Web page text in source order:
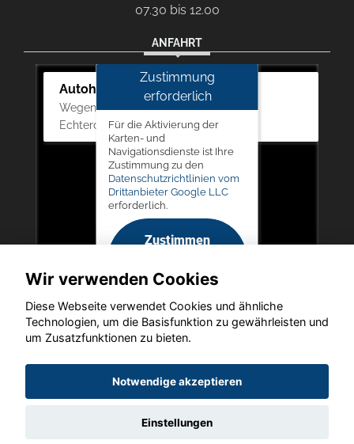
07.30 bis 12.00
ANFAHRT
Autohaus Auch-Schwarz
Wegenerstrasse 17, 70771 Leinfelden-
Echterdingen
Zustimmung
erforderlich
Für die Aktivierung der
Karten- und
Navigationsdienste ist Ihre
Zustimmung zu den
Datenschutzrichtlinien vom
Drittanbieter Google LLC
erforderlich.
Zustimmen
aktivieren
Copyright © 2026. Autohaus Auch-Schwarz
Wir verwenden Cookies
Diese Webseite verwendet Cookies und ähnliche
Technologien, um die Basisfunktion zu gewährleisten und
um Zusatzfunktionen zu bieten.
Notwendige akzeptieren
Einstellungen